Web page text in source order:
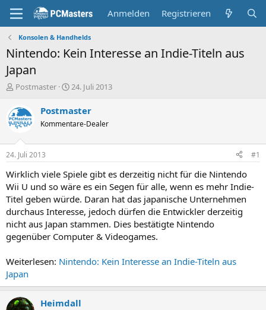
Anmelden Registrieren
Konsolen & Handhelds
Nintendo: Kein Interesse an Indie-Titeln aus
Japan
E
s
t
e
e
r
Postmaster
E
s
e
t
a
m
24. Juli 2013
Postmaster
Kommentare-Dealer
24. Juli 2013 #1
Wirklich viele Spiele gibt es derzeitig nicht für die Nintendo
Wii U und so wäre es ein Segen für alle, wenn es mehr Indie-
Titel geben würde. Daran hat das japanische Unternehmen
durchaus Interesse, jedoch dürfen die Entwickler derzeitig
nicht aus Japan stammen. Dies bestätigte Nintendo
gegenüber Computer & Videogames.
Weiterlesen: Nintendo: Kein Interesse an Indie-Titeln aus
Japan
Heimdall